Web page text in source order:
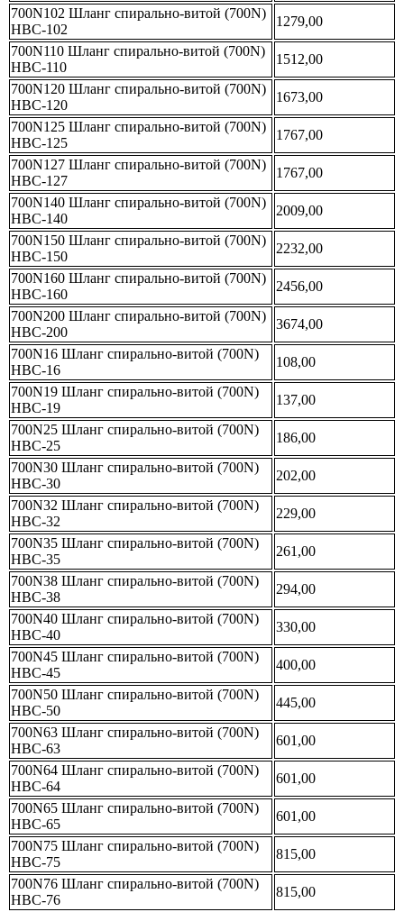
700N102 Шланг спирально-витой (700N)
НВС-102
1279,00
700N110 Шланг спирально-витой (700N)
НВС-110
1512,00
700N120 Шланг спирально-витой (700N)
НВС-120
1673,00
700N125 Шланг спирально-витой (700N)
НВС-125
1767,00
700N127 Шланг спирально-витой (700N)
НВС-127
1767,00
700N140 Шланг спирально-витой (700N)
НВС-140
2009,00
700N150 Шланг спирально-витой (700N)
НВС-150
2232,00
700N160 Шланг спирально-витой (700N)
НВС-160
2456,00
700N200 Шланг спирально-витой (700N)
НВС-200
3674,00
700N16 Шланг спирально-витой (700N)
НВС-16
108,00
700N19 Шланг спирально-витой (700N)
НВС-19
137,00
700N25 Шланг спирально-витой (700N)
НВС-25
186,00
700N30 Шланг спирально-витой (700N)
НВС-30
202,00
700N32 Шланг спирально-витой (700N)
НВС-32
229,00
700N35 Шланг спирально-витой (700N)
НВС-35
261,00
700N38 Шланг спирально-витой (700N)
НВС-38
294,00
700N40 Шланг спирально-витой (700N)
НВС-40
330,00
700N45 Шланг спирально-витой (700N)
НВС-45
400,00
700N50 Шланг спирально-витой (700N)
НВС-50
445,00
700N63 Шланг спирально-витой (700N)
НВС-63
601,00
700N64 Шланг спирально-витой (700N)
НВС-64
601,00
700N65 Шланг спирально-витой (700N)
НВС-65
601,00
700N75 Шланг спирально-витой (700N)
НВС-75
815,00
700N76 Шланг спирально-витой (700N)
НВС-76
815,00